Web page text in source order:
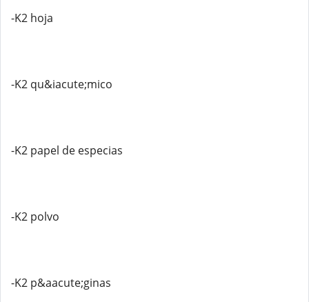
-K2 hoja
-K2 qu&iacute;mico
-K2 papel de especias
-K2 polvo
-K2 p&aacute;ginas